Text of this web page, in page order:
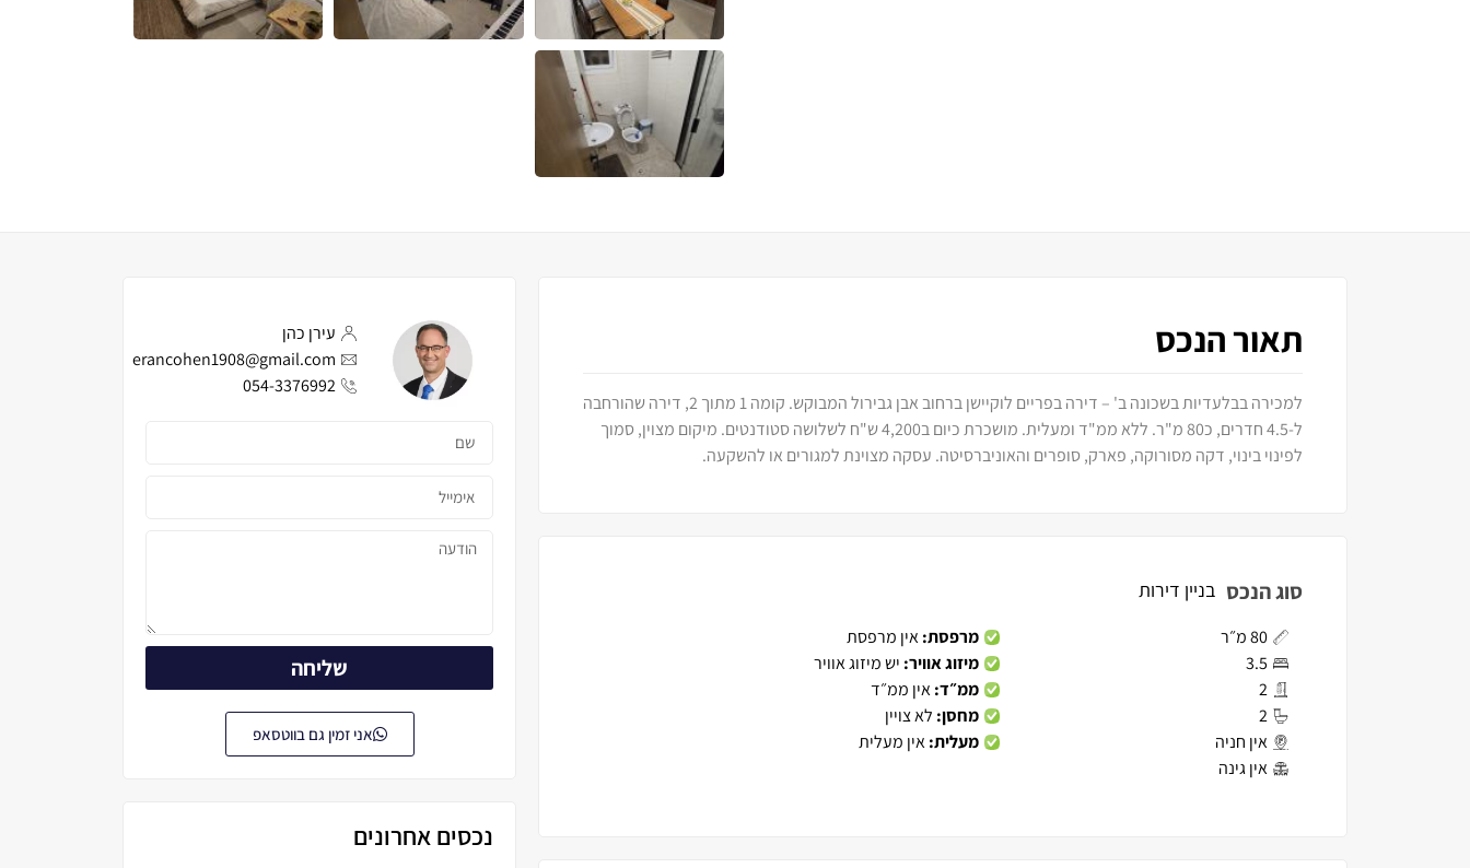
תאור הנכס
למכירה בבלעדיות בשכונה ב' – דירה בפריים לוקיישן ברחוב אבן גבירול המבוקש. קומה 1 מתוך 2, דירה שהורחבה
ל-4.5 חדרים, כ80 מ"ר. ללא ממ"ד ומעלית. מושכרת כיום ב4,200 ש"ח לשלושה סטודנטים. מיקום מצוין, סמוך
לפינוי בינוי, דקה מסורוקה, פארק, סופרים והאוניברסיטה. עסקה מצוינת למגורים או להשקעה.
סוג הנכס בניין דירות
80 מ״ר
3.5
2
2
אין חניה
אין גינה
מרפסת:אין מרפסת
מיזוג אוויר: יש מיזוג אוויר
ממ״ד:אין ממ״ד
מחסן: לא צויין
מעלית:אין מעלית
עירן כהן
erancohen1908@gmail.com
054-3376992
שליחה
אני זמין גם בווטסאפ
נכסים אחרונים